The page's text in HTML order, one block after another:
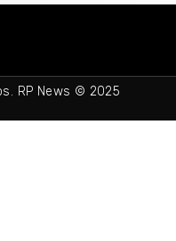
RP News © 2025